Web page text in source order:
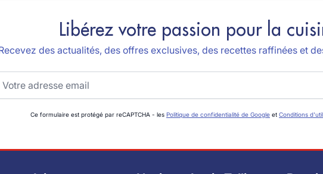
Libérez votre passion pour la
des actualités, des offres exclusives, des recettes raffinées et
email
Ce formulaire est protégé par reCAPTCHA - les Politique de confidentialité de Google et Conditions